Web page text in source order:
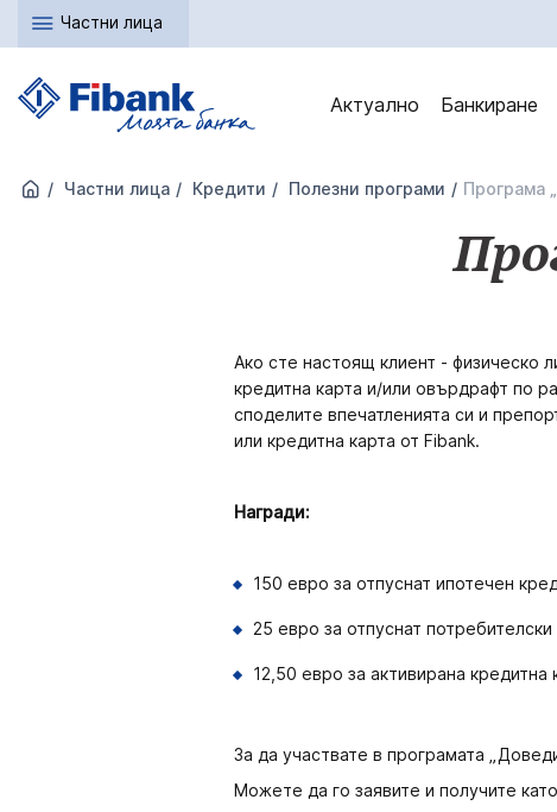
Частни лица
Актуално Банкиране
Частни лица Кредити Полезни програми Програма
Ако сте настоящ клиент - физическо
кредитна карта и/или овърдрафт по
споделите впечатленията си и
или кредитна карта от Fibank.
Награди:
150 евро за отпуснат ипотечен
25 евро за отпуснат потребителски
12,50 евро за активирана кредитна
За да участвате в програмата
Можете да го заявите и получите